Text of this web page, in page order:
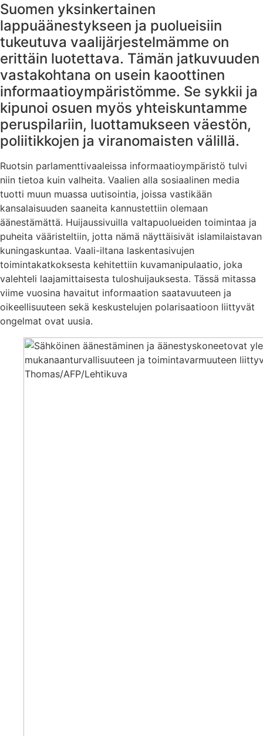
Suomen yksinkertainen
lappuäänestykseen ja puolueisiin
tukeutuva vaalijärjestelmämme on
erittäin luotettava. Tämän jatkuvuuden
vastakohtana on usein kaoottinen
informaatioympäristömme. Se sykkii ja
kipunoi osuen myös yhteiskuntamme
peruspilariin, luottamukseen väestön,
poliitikkojen ja viranomaisten välillä.
Ruotsin parlamenttivaaleissa informaatioympäristö tulvi
niin tietoa kuin valheita. Vaalien alla sosiaalinen media
tuotti muun muassa uutisointia, joissa vastikään
kansalaisuuden saaneita kannustettiin olemaan
äänestämättä. Huijaussivuilla valtapuolueiden toimintaa ja
puheita vääristeltiin, jotta nämä näyttäisivät islamilaistavan
kuningaskuntaa. Vaali-iltana laskentasivujen
toimintakatkoksesta kehitettiin kuvamanipulaatio, joka
valehteli laajamittaisesta tuloshuijauksesta. Tässä mitassa
viime vuosina havaitut informaation saatavuuteen ja
oikeellisuuteen sekä keskustelujen polarisaatioon liittyvät
ongelmat ovat uusia.